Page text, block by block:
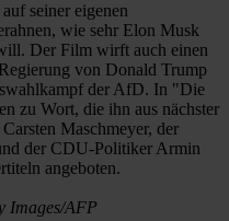
seiner eigenen
wie sehr Elon Musk
Der Film wirft auch einen
von Donald Trump
der AfD. In "Die
zu Wort, die ihn aus nächster
Maschmeyer, der
der CDU-Politiker Armin
angeboten.
Images/AFP